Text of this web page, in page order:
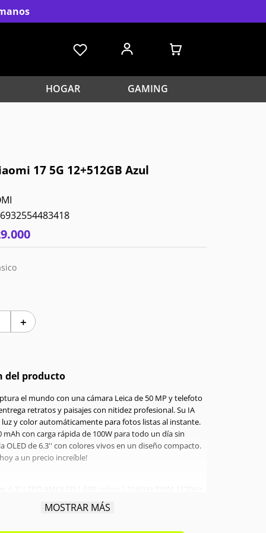
HOGAR GAMING
17 5G 12+512GB Azul
6932554483418
.000
＋
del producto
el mundo con una cámara Leica de 50 MP y telefoto
retratos y paisajes con nitidez profesional. Su IA
y color automáticamente para fotos listas al instante.
mAh con carga rápida de 100W para todo un día sin
OLED de 6.3'' con colores vivos en un diseño compacto.
hoy a un precio increíble!
Qualcomm Snapdragon 8 Elite Gen 5 Octa-core 4.6
MOSTRAR MÁS